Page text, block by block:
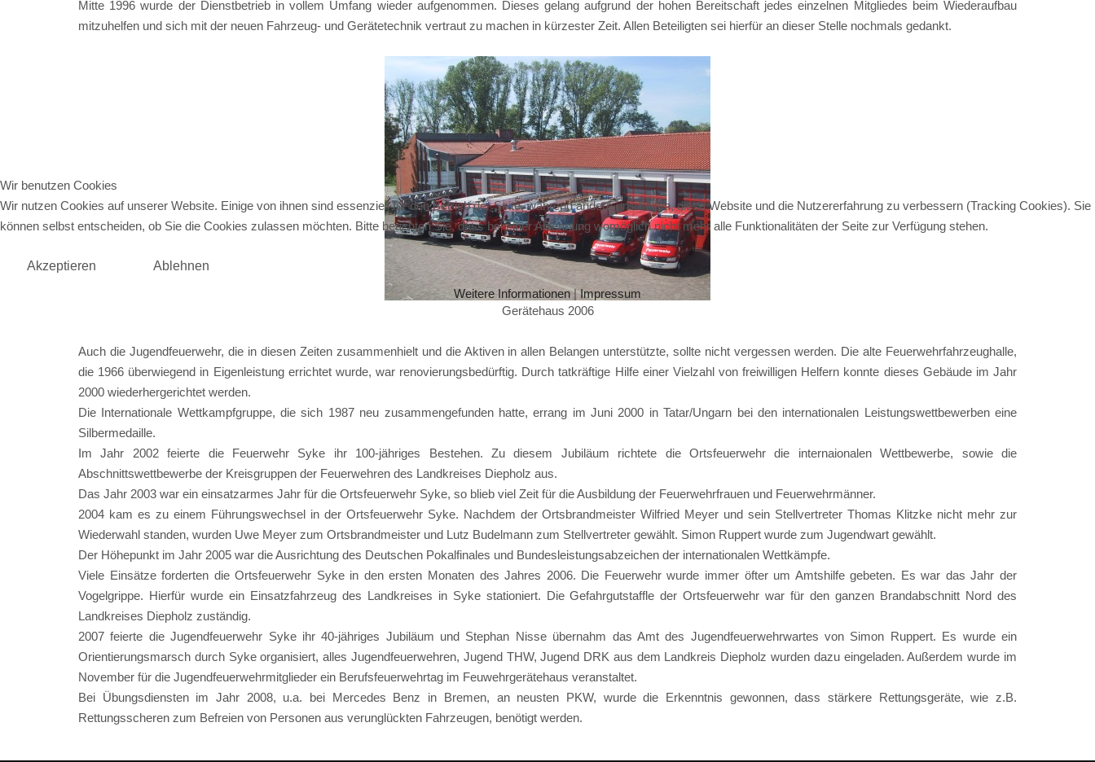
Mitte 1996 wurde der Dienstbetrieb in vollem Umfang wieder aufgenommen. Dieses gelang aufgrund der hohen Bereitschaft jedes einzelnen Mitgliedes beim Wiederaufbau
mitzuhelfen und sich mit der neuen Fahrzeug- und Gerätetechnik vertraut zu machen in kürzester Zeit. Allen Beteiligten sei hierfür an dieser Stelle nochmals gedankt.
Gerätehaus 2006
Auch die Jugendfeuerwehr, die in diesen Zeiten zusammenhielt und die Aktiven in allen Belangen unterstützte, sollte nicht vergessen werden. Die alte Feuerwehrfahrzeughalle,
die 1966 überwiegend in Eigenleistung errichtet wurde, war renovierungsbedürftig. Durch tatkräftige Hilfe einer Vielzahl von freiwilligen Helfern konnte dieses Gebäude im Jahr
2000 wiederhergerichtet werden.
Die Internationale Wettkampfgruppe, die sich 1987 neu zusammengefunden hatte, errang im Juni 2000 in Tatar/Ungarn bei den internationalen Leistungswettbewerben eine
Silbermedaille.
Im Jahr 2002 feierte die Feuerwehr Syke ihr 100-jähriges Bestehen. Zu diesem Jubiläum richtete die Ortsfeuerwehr die internaionalen Wettbewerbe, sowie die
Abschnittswettbewerbe der Kreisgruppen der Feuerwehren des Landkreises Diepholz aus.
Das Jahr 2003 war ein einsatzarmes Jahr für die Ortsfeuerwehr Syke, so blieb viel Zeit für die Ausbildung der Feuerwehrfrauen und Feuerwehrmänner.
2004 kam es zu einem Führungswechsel in der Ortsfeuerwehr Syke. Nachdem der Ortsbrandmeister Wilfried Meyer und sein Stellvertreter Thomas Klitzke nicht mehr zur
Wiederwahl standen, wurden Uwe Meyer zum Ortsbrandmeister und Lutz Budelmann zum Stellvertreter gewählt. Simon Ruppert wurde zum Jugendwart gewählt.
Der Höhepunkt im Jahr 2005 war die Ausrichtung des Deutschen Pokalfinales und Bundesleistungsabzeichen der internationalen Wettkämpfe.
Viele Einsätze forderten die Ortsfeuerwehr Syke in den ersten Monaten des Jahres 2006. Die Feuerwehr wurde immer öfter um Amtshilfe gebeten. Es war das Jahr der
Vogelgrippe. Hierfür wurde ein Einsatzfahrzeug des Landkreises in Syke stationiert. Die Gefahrgutstaffle der Ortsfeuerwehr war für den ganzen Brandabschnitt Nord des
Landkreises Diepholz zuständig.
2007 feierte die Jugendfeuerwehr Syke ihr 40-jähriges Jubiläum und Stephan Nisse übernahm das Amt des Jugendfeuerwehrwartes von Simon Ruppert. Es wurde ein
Orientierungsmarsch durch Syke organisiert, alles Jugendfeuerwehren, Jugend THW, Jugend DRK aus dem Landkreis Diepholz wurden dazu eingeladen. Außerdem wurde im
November für die Jugendfeuerwehrmitglieder ein Berufsfeuerwehrtag im Feuwehrgerätehaus veranstaltet.
Bei Übungsdiensten im Jahr 2008, u.a. bei Mercedes Benz in Bremen, an neusten PKW, wurde die Erkenntnis gewonnen, dass stärkere Rettungsgeräte, wie z.B.
Rettungsscheren zum Befreien von Personen aus verunglückten Fahrzeugen, benötigt werden.
Wir benutzen Cookies
Wir nutzen Cookies auf unserer Website. Einige von ihnen sind essenziell für den Betrieb der Seite, während andere uns helfen, diese Website und die Nutzererfahrung zu verbessern (Tracking Cookies). Sie
können selbst entscheiden, ob Sie die Cookies zulassen möchten. Bitte beachten Sie, dass bei einer Ablehnung womöglich nicht mehr alle Funktionalitäten der Seite zur Verfügung stehen.
Akzeptieren
Ablehnen
Weitere Informationen|Impressum